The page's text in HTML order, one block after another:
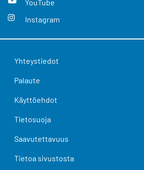
YouTube
Instagram
Yhteystiedot
Palaute
Käyttöehdot
Tietosuoja
Saavutettavuus
Tietoa sivustosta